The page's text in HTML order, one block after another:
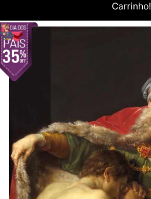
Carrinho!